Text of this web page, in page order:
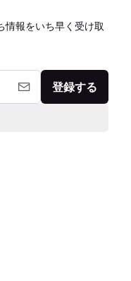
情報をいち早く受け取
登録する